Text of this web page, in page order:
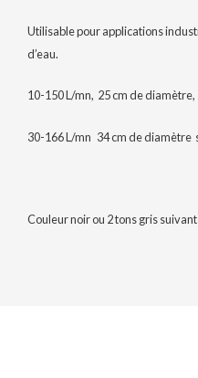
Utilisable pour applications
d’eau.
10-150 L/mn, 25 cm de diamètre,
30-166 L/mn 34 cm de diamètre
Couleur noir ou 2 tons gris